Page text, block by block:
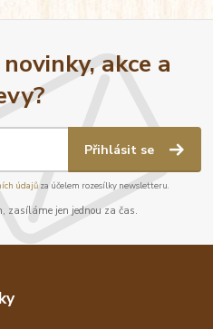
akce a
Přihlásit se
údajůza účelem rozesílky newsletteru.
zasíláme jen jednou za čas.